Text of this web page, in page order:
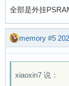
全部是外挂
memory #5
xiaoxin7 说：